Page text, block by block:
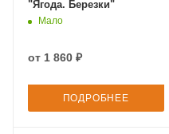
"Ягода. Березки"
Мало
от 1 860 ₽
ПОДРОБНЕЕ